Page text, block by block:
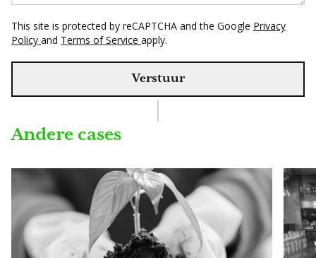
This site is protected by reCAPTCHA and the Google Privacy
Policy and Terms of Service apply.
Verstuur
Andere cases